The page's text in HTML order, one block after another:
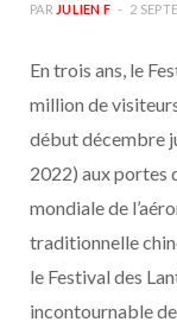
PAR JULIEN F 2
En trois ans, le
million de
début décembre
2022) aux portes
mondiale de
traditionnelle
le Festival des
incontournable de